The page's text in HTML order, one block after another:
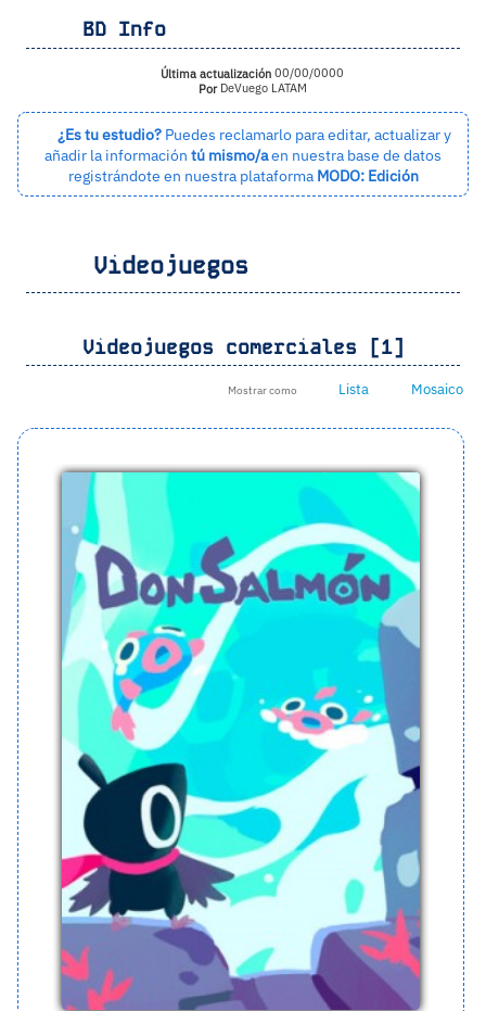
BD Info
Última actualización 00/00/0000
PorDeVuego LATAM
¿Es tu estudio? Puedes reclamarlo para editar, actualizar y
añadir la información tú mismo/aen nuestra base de datos
registrándote en nuestra plataforma MODO: Edición
Videojuegos
Videojuegos comerciales [1]
Mostrar como Lista Mosaico